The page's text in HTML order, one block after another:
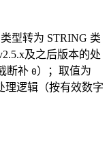
型转为 STRING 类
及之后版本的处
断补 0）；取值为
理逻辑（按有效数字